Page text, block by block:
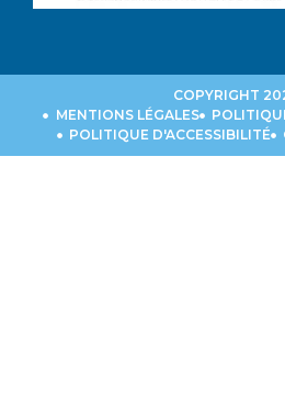
COPYRIGHT
MENTIONS LÉGALES
POLITIQUE D'ACCESSIBILITÉ